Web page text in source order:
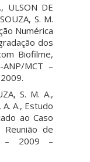
ULSON DE
S. M.
Numérica
dos
Biofilme,
MCT –
S. M. A.,
A. A., Estudo
ao Caso
Reunião de
– 2009 –